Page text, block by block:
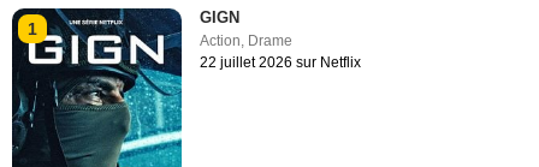
1
GIGN
Action Drame
22 juillet 2026 sur Netflix